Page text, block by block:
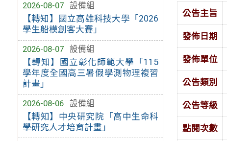
2026-08-07
設備組
【轉知】國立高雄科技大學「2026
學生船模創客大賽」
2026-08-07
設備組
【轉知】國立彰化師範大學「115
學年度全國高三暑假學測物理複習
計畫」
2026-08-06
設備組
【轉知】中央研究院「高中生命科
學研究人才培育計畫」
公告主旨
發佈日期
發佈單位
公告類別
公告等級
點閱次數